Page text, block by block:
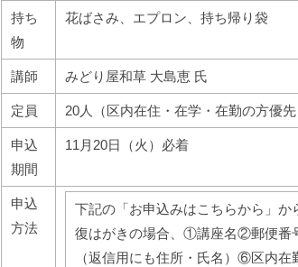
持ち
物
花ばさみ、エプロン、持ち帰り袋
講師 みどり屋和草 大島恵 氏
定員 20人（区内在住・在学・在勤の方優先
申込
期間
11月20日（火）必着
申込
方法
下記の「お申込みはこちらから」
復はがきの場合、①講座名②郵便
（返信用にも住所・氏名）⑥区内